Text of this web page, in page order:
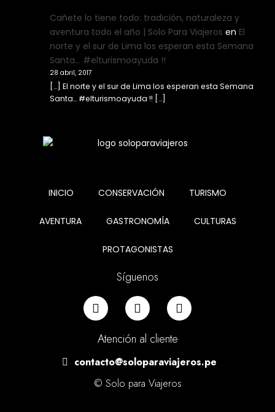
Cañete lo tiene todo: tradición, naturaleza y
aventura todo el año | Solo Para Viajeros en El
norte y el sur de Lima los esperan esta Semana
Santa… #elturismoayuda !!
28 abril, 2017
[…] El norte y el sur de Lima los esperan esta Semana
Santa… #elturismoayuda !! […]
INICIO CONSERVACIÓN TURISMO
AVENTURA GASTRONOMÍA CULTURAS
PROTAGONISTAS
Síguenos
Atención al cliente
contacto@soloparaviajeros.pe
© Solo para Viajeros